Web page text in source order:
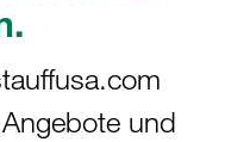
und
und kann vom